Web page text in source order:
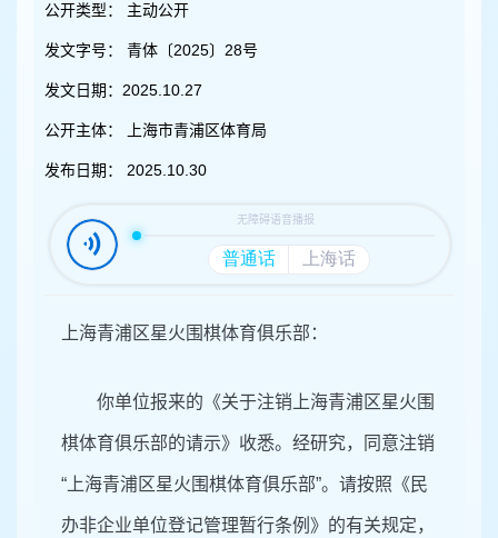
公开类型： 主动公开
发文字号： 青体〔2025〕28号
发文日期： 2025.10.27
公开主体： 上海市青浦区体育局
发布日期： 2025.10.30
上海青浦区星火围棋体育俱乐部：
你单位报来的《关于注销上海青浦区星火围
棋体育俱乐部的请示》收悉。经研究，同意注销
“上海青浦区星火围棋体育俱乐部”。请按照《民
办非企业单位登记管理暂行条例》的有关规定，